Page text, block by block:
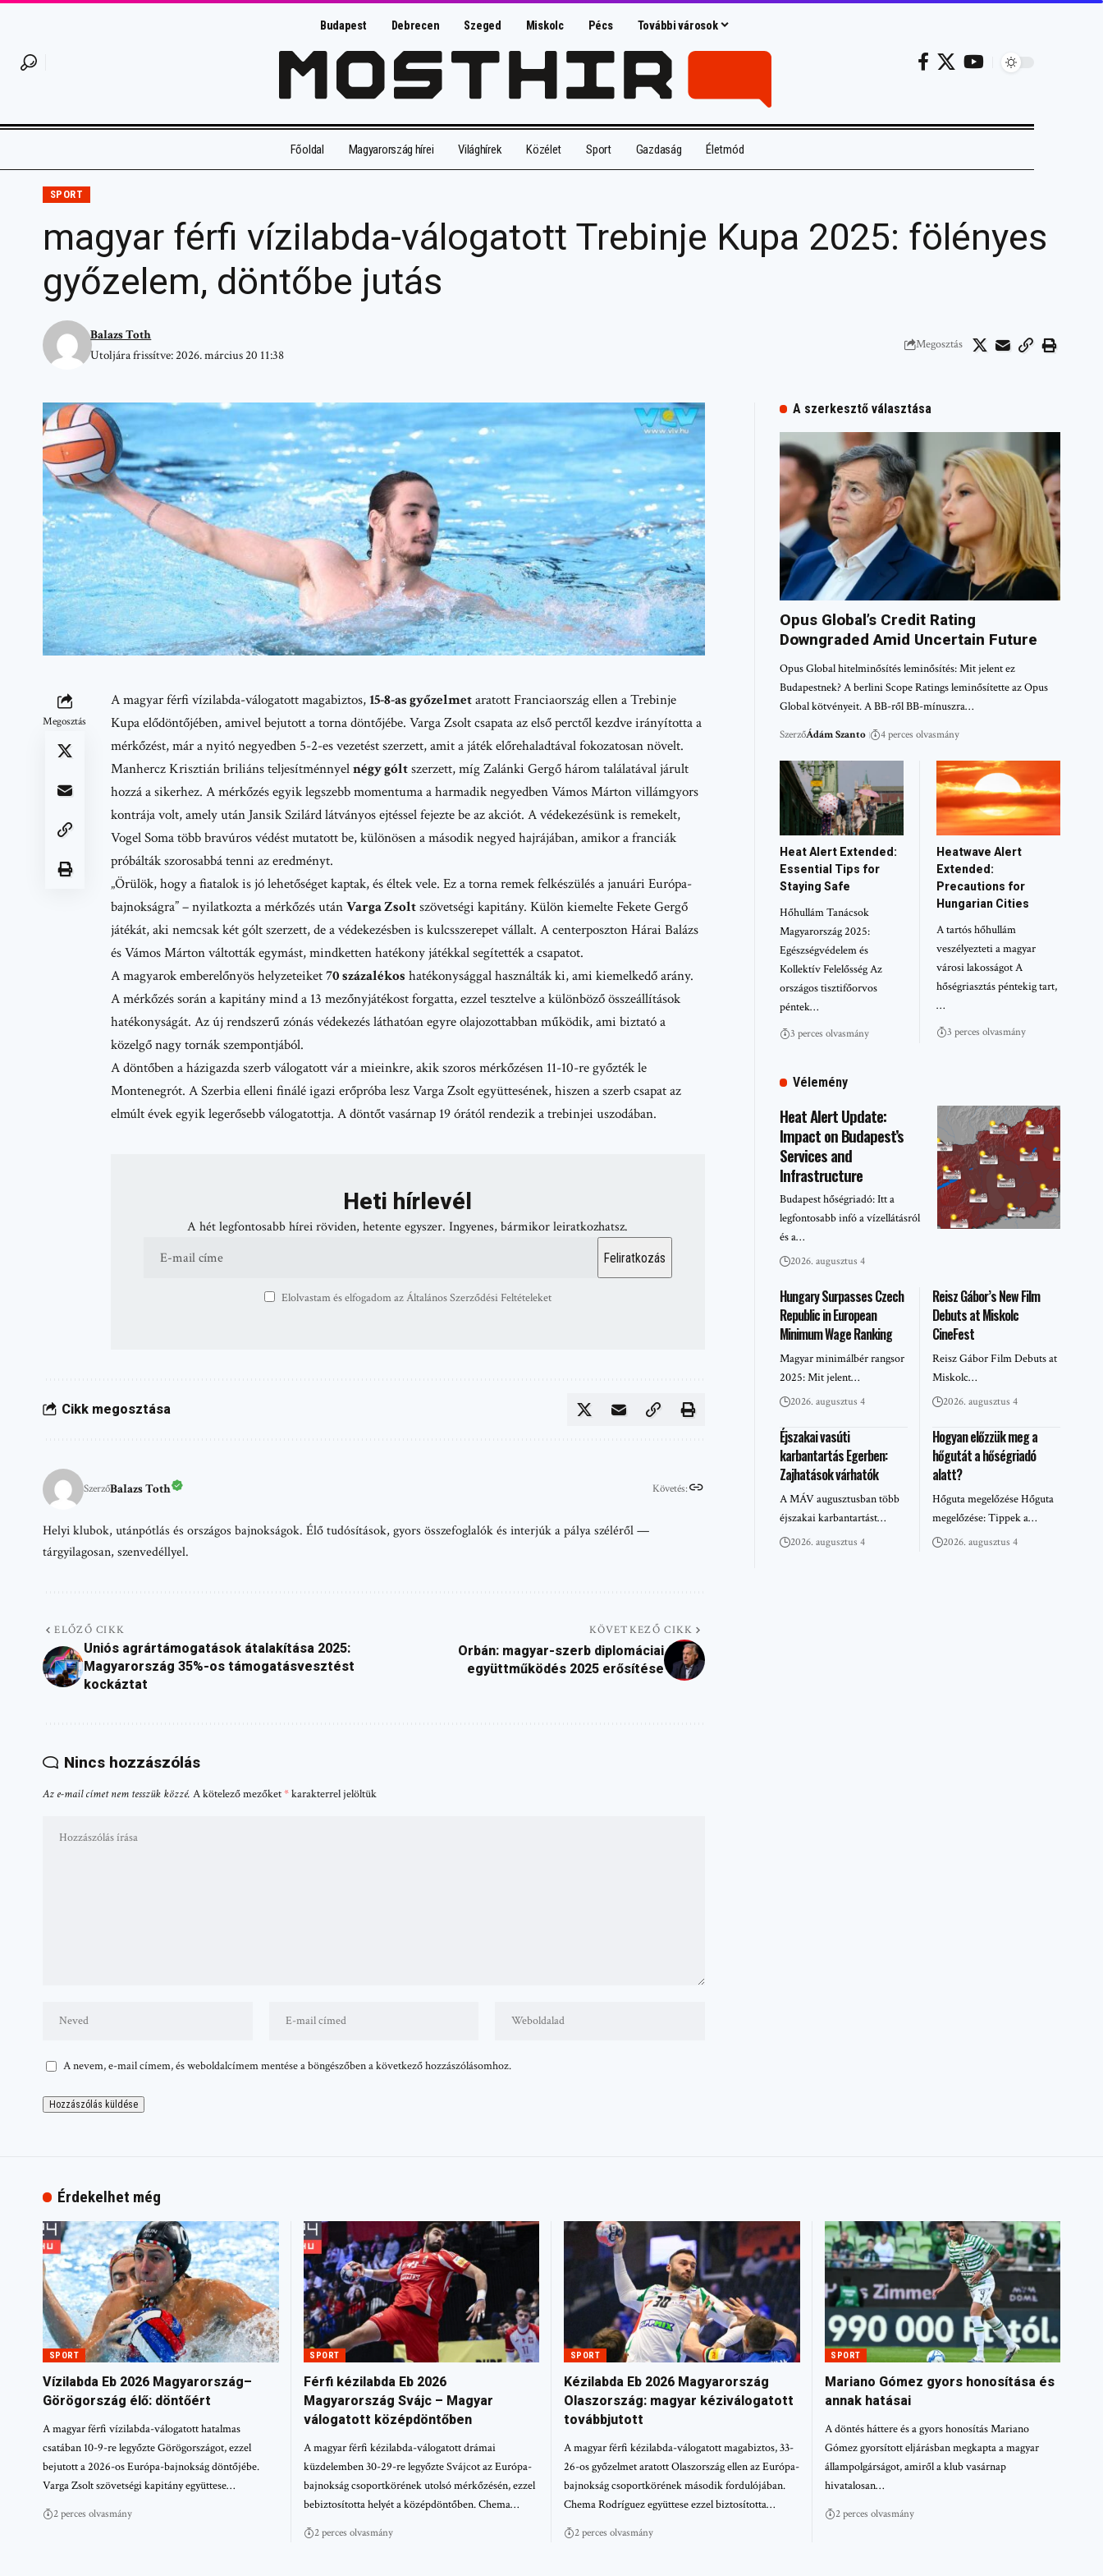
Budapest Debrecen Szeged Miskolc Pécs További városok
Főoldal Magyarország hírei Világhírek Közélet Sport Gazdaság Életmód
SPORT
magyar férfi vízilabda-válogatott Trebinje Kupa 2025: fölényes
győzelem, döntőbe jutás
Utoljára frissítve: 2026. március 20 11:38
Balazs Toth
Megosztás
Megosztás
A magyar férfi vízilabda-válogatott magabiztos,15-8-as győzelmetaratott Franciaország ellen a Trebinje
Kupa elődöntőjében, amivel bejutott a torna döntőjébe. Varga Zsolt csapata az első perctől kezdve irányította a
mérkőzést, már a nyitó negyedben 5-2-es vezetést szerzett, amit a játék előrehaladtával fokozatosan növelt.
Manhercz Krisztián briliáns teljesítménnyelnégy góltszerzett, míg Zalánki Gergő három találatával járult
hozzá a sikerhez. A mérkőzés egyik legszebb momentuma a harmadik negyedben Vámos Márton villámgyors
kontrája volt, amely után Jansik Szilárd látványos ejtéssel fejezte be az akciót. A védekezésünk is remekelt,
Vogel Somatöbb bravúros védést mutatott be, különösen a második negyed hajrájában, amikor a franciák
próbálták szorosabbá tenni az eredményt.
„Örülök, hogy a fiatalok is jó lehetőséget kaptak, és éltek vele. Ez a torna remek felkészülés a januári Európa-
bajnokságra” – nyilatkozta a mérkőzés utánVarga Zsoltszövetségi kapitány. Külön kiemelte Fekete Gergő
játékát, aki nemcsak két gólt szerzett, de a védekezésben is kulcsszerepet vállalt. A centerposzton Hárai Balázs
és Vámos Márton váltották egymást, mindketten hatékony játékkal segítették a csapatot.
A magyarok emberelőnyös helyzeteiket70 százalékos hatékonysággal használták ki, ami kiemelkedő arány.
A mérkőzés során a kapitány mind a 13 mezőnyjátékost forgatta, ezzel tesztelve a különböző összeállítások
hatékonyságát. Az új rendszerű zónás védekezés láthatóan egyre olajozottabban működik, ami biztató a
közelgő nagy tornák szempontjából.
A döntőben a házigazda szerb válogatott vár a mieinkre, akik szoros mérkőzésen 11-10-re győzték le
Montenegrót. ASzerbiaelleni finálé igazi erőpróba lesz Varga Zsolt együttesének, hiszen a szerb csapat az
elmúlt évek egyik legerősebb válogatottja. A döntőt vasárnap 19 órától rendezik a trebinjei uszodában.
Heti hírlevél
A hét legfontosabb hírei röviden, hetente egyszer. Ingyenes, bármikor leiratkozhatsz.
Elolvastam és elfogadom az Általános Szerződési Feltételeket
Cikk megosztása
SzerzőBalazs Toth Követés:
Helyi klubok, utánpótlás és országos bajnokságok. Élő tudósítások, gyors összefoglalók és interjúk a pálya széléről —
tárgyilagosan, szenvedéllyel.
ELŐZŐ CIKK
Uniós agrártámogatások átalakítása 2025:
Magyarország 35%-os támogatásvesztést
kockáztat
KÖVETKEZŐ CIKK
Orbán: magyar-szerb diplomáciai
együttműködés 2025 erősítése
Nincs hozzászólás
Az e-mail címet nem tesszük közzé. A kötelező mezőket*karakterrel jelöltük
A nevem, e-mail címem, és weboldalcímem mentése a böngészőben a következő hozzászólásomhoz.
A szerkesztő választása
Opus Global’s Credit Rating
Downgraded Amid Uncertain Future
Opus Global hitelminősítés leminősítés: Mit jelent ez
Budapestnek? A berlini Scope Ratings leminősítette az Opus
Global kötvényeit. A BB-ről BB-mínuszra…
SzerzőÁdám Szanto 4 perces olvasmány
Heat Alert Extended:
Essential Tips for
Staying Safe
Hőhullám Tanácsok
Magyarország 2025:
Egészségvédelem és
Kollektív Felelősség Az
országos tisztifőorvos
péntek…
3 perces olvasmány
Heatwave Alert
Extended:
Precautions for
Hungarian Cities
A tartós hőhullám
veszélyezteti a magyar
városi lakosságot A
hőségriasztás péntekig tart,
…
3 perces olvasmány
Vélemény
Heat Alert Update:
Impact on Budapest’s
Services and
Infrastructure
Budapest hőségriadó: Itt a
legfontosabb infó a vízellátásról
és a…
2026. augusztus 4
Hungary Surpasses Czech
Republic in European
Minimum Wage Ranking
Magyar minimálbér rangsor
2025: Mit jelent…
2026. augusztus 4
Reisz Gábor’s New Film
Debuts at Miskolc
CineFest
Reisz Gábor Film Debuts at
Miskolc…
2026. augusztus 4
Éjszakai vasúti
karbantartás Egerben:
Zajhatások várhatók
A MÁV augusztusban több
éjszakai karbantartást…
2026. augusztus 4
Hogyan előzzük meg a
hőgutát a hőségriadó
alatt?
Hőguta megelőzése Hőguta
megelőzése: Tippek a…
2026. augusztus 4
Érdekelhet még
SPORT
Vízilabda Eb 2026 Magyarország–
Görögország élő: döntőért
A magyar férfi vízilabda-válogatott hatalmas
csatában 10-9-re legyőzte Görögországot, ezzel
bejutott a 2026-os Európa-bajnokság döntőjébe.
Varga Zsolt szövetségi kapitány együttese…
2 perces olvasmány
SPORT
Férfi kézilabda Eb 2026
Magyarország Svájc – Magyar
válogatott középdöntőben
A magyar férfi kézilabda-válogatott drámai
küzdelemben 30-29-re legyőzte Svájcot az Európa-
bajnokság csoportkörének utolsó mérkőzésén, ezzel
bebiztosította helyét a középdöntőben. Chema…
2 perces olvasmány
SPORT
Kézilabda Eb 2026 Magyarország
Olaszország: magyar kéziválogatott
továbbjutott
A magyar férfi kézilabda-válogatott magabiztos, 33-
26-os győzelmet aratott Olaszország ellen az Európa-
bajnokság csoportkörének második fordulójában.
Chema Rodríguez együttese ezzel biztosította…
2 perces olvasmány
SPORT
Mariano Gómez gyors honosítása és
annak hatásai
A döntés háttere és a gyors honosítás Mariano
Gómez gyorsított eljárásban megkapta a magyar
állampolgárságot, amiről a klub vasárnap
hivatalosan…
2 perces olvasmány